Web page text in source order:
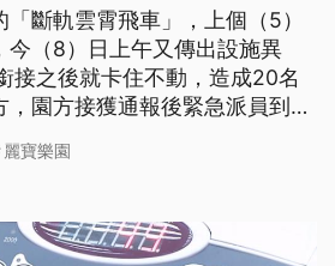
斷軌雲霄飛車」，上個（5）
今（8）日上午又傳出設施異
接之後就卡住不動，造成20名
園方接獲通報後緊急派員到現
麗寶樂園